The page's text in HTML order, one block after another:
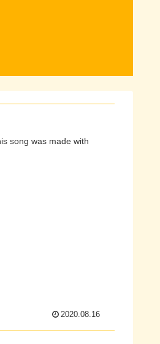
2020.08.16